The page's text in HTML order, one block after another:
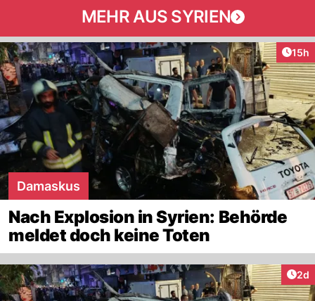
MEHR AUS SYRIEN
15h
Damaskus
Nach Explosion in Syrien: Behörde
meldet doch keine Toten
2d